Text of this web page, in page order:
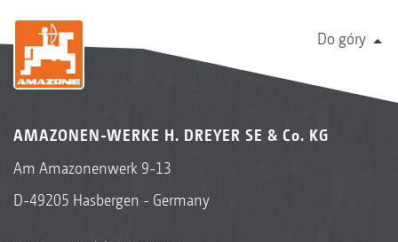
Do góry
AMAZONEN-WERKE H. DREYER SE & Co. KG
Am Amazonenwerk 9-13
D-49205 Hasbergen - Germany